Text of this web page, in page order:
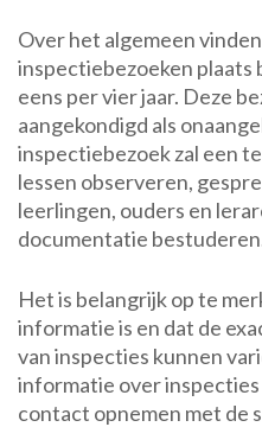
Over het algemeen
inspectiebezoeken plaats
eens per vier jaar. Deze
aangekondigd als
inspectiebezoek zal een
lessen observeren,
leerlingen, ouders en
documentatie
Het is belangrijk op te
informatie is en dat de
van inspecties kunnen
informatie over inspecties
contact opnemen met de